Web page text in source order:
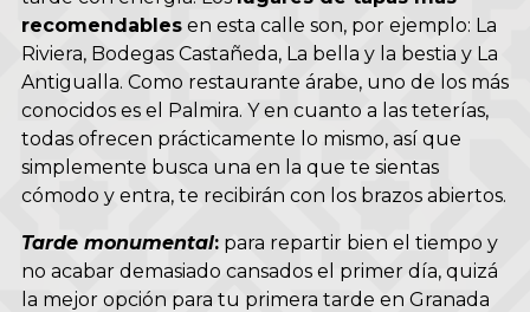
recomendables en esta calle son, por ejemplo: La
Riviera, Bodegas Castañeda, La bella y la bestia y La
Antigualla. Como restaurante árabe, uno de los más
conocidos es el Palmira. Y en cuanto a las teterías,
todas ofrecen prácticamente lo mismo, así que
simplemente busca una en la que te sientas
cómodo y entra, te recibirán con los brazos abiertos.
Tarde monumental: para repartir bien el tiempo y
no acabar demasiado cansados el primer día, quizá
la mejor opción para tu primera tarde en Granada